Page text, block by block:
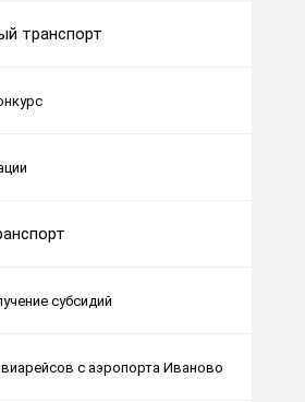
транспорт
субсидий
с аэропорта Иваново